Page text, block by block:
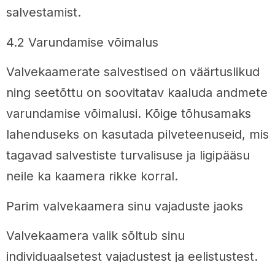
salvestamist.
4.2 Varundamise võimalus
Valvekaamerate salvestised on väärtuslikud
ning seetõttu on soovitatav kaaluda andmete
varundamise võimalusi. Kõige tõhusamaks
lahenduseks on kasutada pilveteenuseid, mis
tagavad salvestiste turvalisuse ja ligipääsu
neile ka kaamera rikke korral.
Parim valvekaamera sinu vajaduste jaoks
Valvekaamera valik sõltub sinu
individuaalsetest vajadustest ja eelistustest.